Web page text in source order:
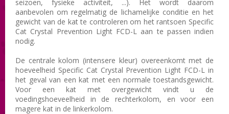
seizoen, fysieke activiteit, ...). Het
wordt daarom
aanbevolen om regelmatig de lichamelijke conditie en het
gewicht van de katte controleren om het rantsoen Specific
Cat Crystal Prevention Light FCD-L aan te passen indien
nodig.
De centrale kolom (intensere kleur) overeenkomt met de
hoeveelheid Specific Cat Crystal Prevention Light FCD-L in
het geval van een kat met een normale toestandsgewicht.
Voor een
kat met overgewicht
vindt u de
voedingshoeveelheid in de
rechterkolom, en voor
een
magere kat in de linkerkolom.